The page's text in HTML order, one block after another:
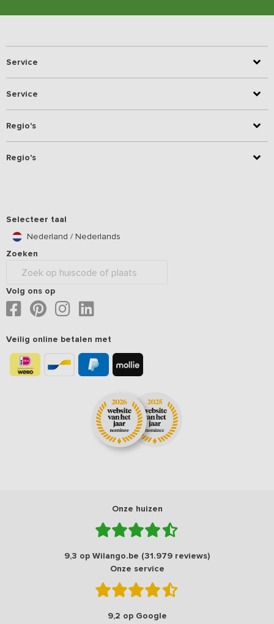
Service
Service
Regio's
Regio's
Selecteer taal
Nederland / Nederlands
Zoeken
Volg ons op
Veilig online betalen met
Onze huizen
9,3 op Wilango.be (31.979 reviews)
Onze service
9,2 op Google